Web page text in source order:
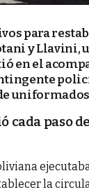
para
y Llavini,
en el
cada paso
la